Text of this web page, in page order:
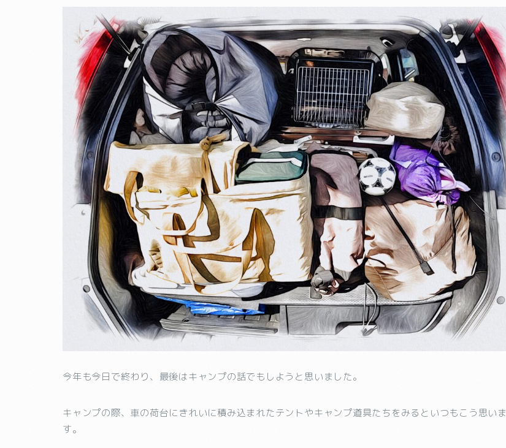
今年も今日で終わり、最後はキャンプの話でもしようと思いました。
キャンプの際、車の荷台にきれいに積み込まれたテントやキャンプ道具たちをみるといつもこう思いま
す。